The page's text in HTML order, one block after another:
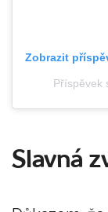
Zobrazit
Příspěvek
Slavná